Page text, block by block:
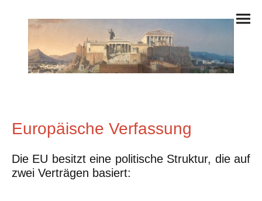
Europäische Verfassung
Die EU besitzt eine politische Struktur, die auf
zwei Verträgen basiert: